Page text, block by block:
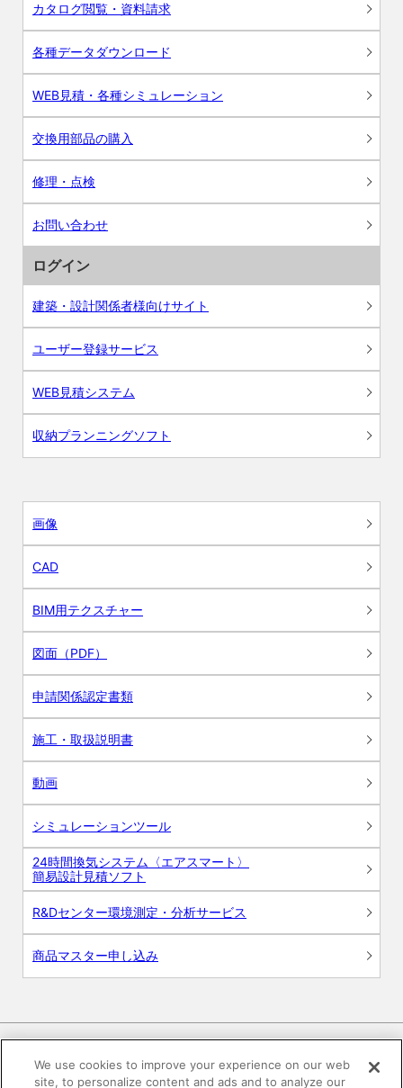
カタログ閲覧・資料請求
各種データダウンロード
WEB見積・各種シミュレーション
交換用部品の購入
修理・点検
お問い合わせ
ログイン
建築・設計関係者様向けサイト
ユーザー登録サービス
WEB見積システム
収納プランニングソフト
画像
CAD
BIM用テクスチャー
図面（PDF）
申請関係認定書類
施工・取扱説明書
動画
シミュレーションツール
24時間換気システム〈エアスマート〉
簡易設計見積ソフト
R&Dセンター環境測定・分析サービス
商品マスター申し込み
We use cookies to improve your experience on our web
site, to personalize content and ads and to analyze our